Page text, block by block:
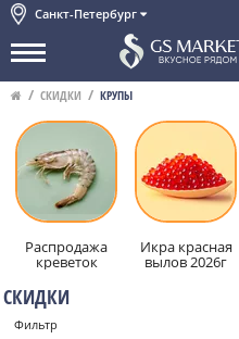
Санкт-Петербург
СКИДКИ КРУПЫ
Распродажа
креветок
Икра красная
вылов 2026г
СКИДКИ
Фильтр